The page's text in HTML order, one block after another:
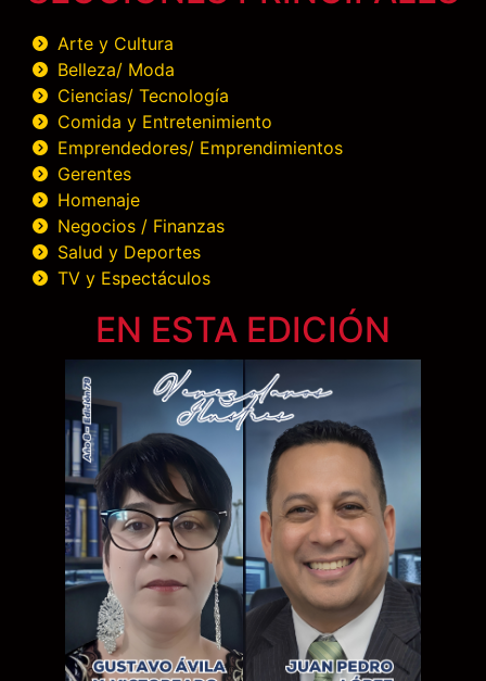
Arte y Cultura
Belleza/ Moda
Ciencias/ Tecnología
Comida y Entretenimiento
Emprendedores/ Emprendimientos
Gerentes
Homenaje
Negocios / Finanzas
Salud y Deportes
TV y Espectáculos
EN ESTA EDICIÓN